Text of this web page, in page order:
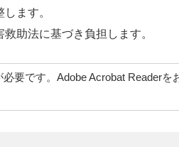
ます。
助法に基づき負担します。
要です。Adobe Acrobat Reader